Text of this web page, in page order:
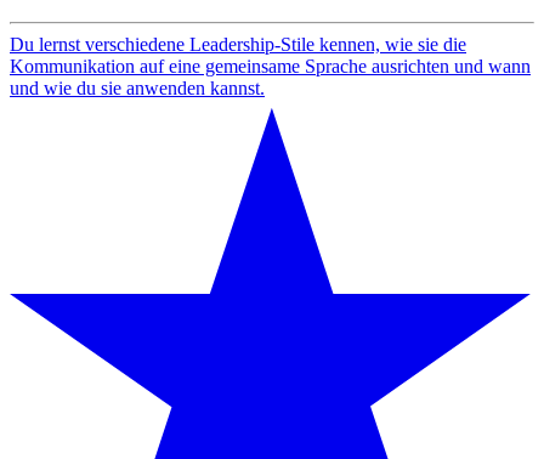
Du lernst verschiedene Leadership-Stile kennen, wie sie die
Kommunikation auf eine gemeinsame Sprache ausrichten und wann
und wie du sie anwenden kannst.